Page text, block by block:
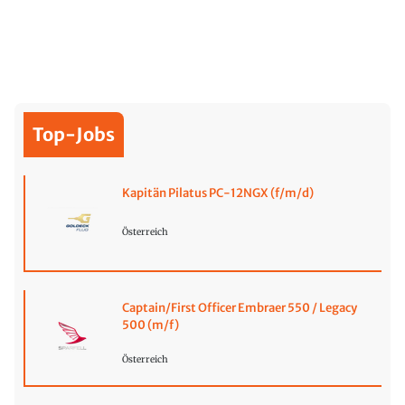
Top-Jobs
Kapitän Pilatus PC-12NGX (f/m/d)
Österreich
Captain/First Officer Embraer 550 / Legacy
500 (m/f)
Österreich